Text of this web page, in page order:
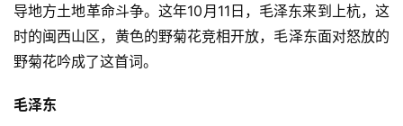
好
词
好
导地方土地革命斗争。这年10月11日，毛泽东来到上杭，这
时的闽西山区，黄色的野菊花竞相开放，毛泽东面对怒放的
野菊花吟成了这首词。
毛泽东